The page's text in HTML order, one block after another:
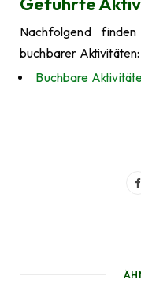
Nachfolgend
buchbarer Aktivitäten:
Buchbare